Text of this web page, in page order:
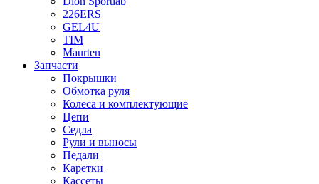
226ERS
GEL4U
TIM
Maurten
Запчасти
Покрышки
Обмотка руля
Колеса и комплектующие
Цепи
Седла
Рули и выносы
Педали
Каретки
Кассеты